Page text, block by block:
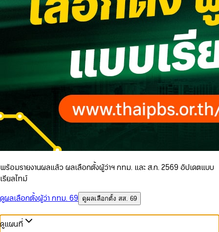
พร้อมรายงานผลแล้ว ผลเลือกตั้งผู้ว่าฯ กทม. และ ส.ก. 2569 อัปเดตแบบ
เรียลไทม์
ดูผลเลือกตั้งผู้ว่า กทม. 69
ดูผลเลือกตั้ง สส. 69
ดูแผนที่